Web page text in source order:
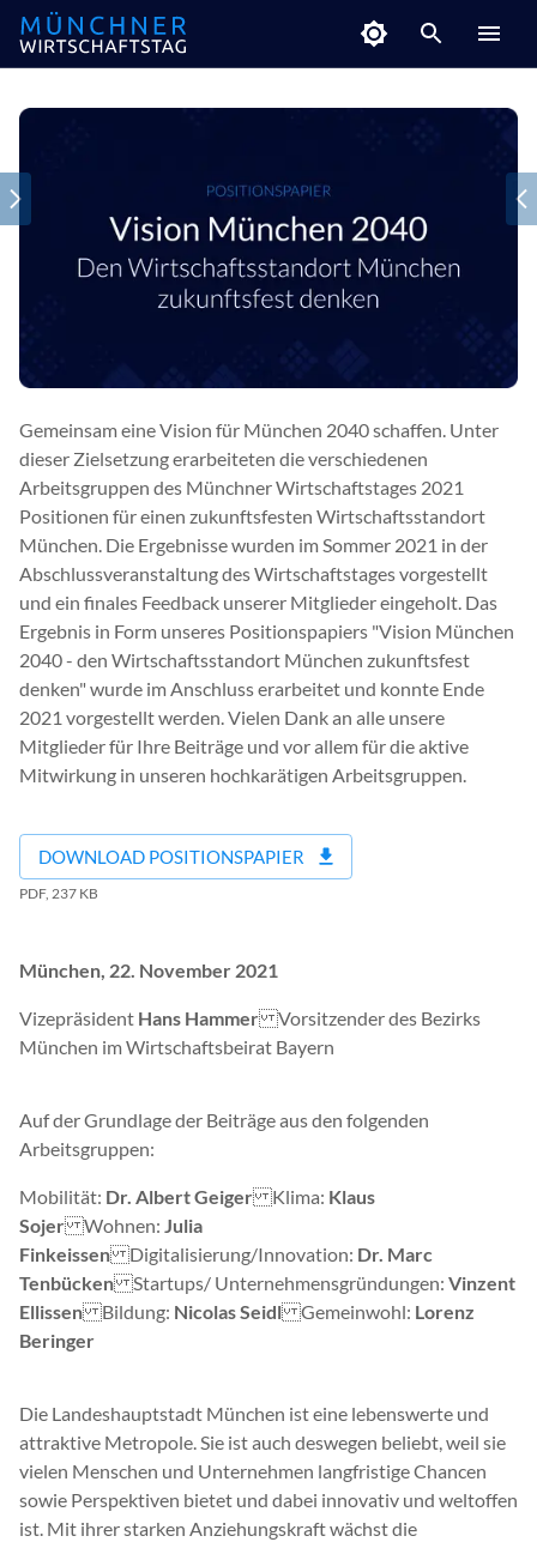
Gemeinsam eine Vision für München 2040 schaffen. Unter
dieser Zielsetzung erarbeiteten die verschiedenen
Arbeitsgruppen des Münchner Wirtschaftstages 2021
Positionen für einen zukunftsfesten Wirtschaftsstandort
München. Die Ergebnisse wurden im Sommer 2021 in der
Abschlussveranstaltung des Wirtschaftstages vorgestellt
und ein finales Feedback unserer Mitglieder eingeholt. Das
Ergebnis in Form unseres Positionspapiers "Vision München
2040 - den Wirtschaftsstandort München zukunftsfest
denken" wurde im Anschluss erarbeitet und konnte Ende
2021 vorgestellt werden. Vielen Dank an alle unsere
Mitglieder für Ihre Beiträge und vor allem für die aktive
Mitwirkung in unseren hochkarätigen Arbeitsgruppen.
DOWNLOAD POSITIONSPAPIER
PDF, 237 KB
München, 22. November 2021
Vizepräsident Hans HammerVorsitzender des Bezirks
München im Wirtschaftsbeirat Bayern
Auf der Grundlage der Beiträge aus den folgenden
Arbeitsgruppen:
Mobilität: Dr. Albert GeigerKlima: Klaus
SojerWohnen: Julia
FinkeissenDigitalisierung/Innovation: Dr. Marc
TenbückenStartups/ Unternehmensgründungen: Vinzent
EllissenBildung: Nicolas SeidlGemeinwohl: Lorenz
Beringer
Die Landeshauptstadt München ist eine lebenswerte und
attraktive Metropole. Sie ist auch deswegen beliebt, weil sie
vielen Menschen und Unternehmen langfristige Chancen
sowie Perspektiven bietet und dabei innovativ und weltoffen
ist. Mit ihrer starken Anziehungskraft wächst die